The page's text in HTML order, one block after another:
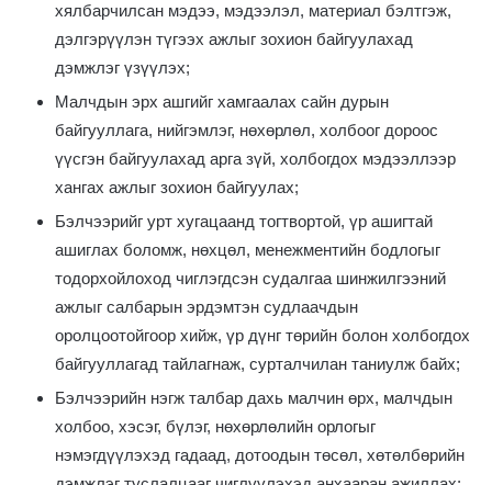
хялбарчилсан мэдээ, мэдээлэл, материал бэлтгэж,
дэлгэрүүлэн түгээх ажлыг зохион байгуулахад
дэмжлэг үзүүлэх;
Малчдын эрх ашгийг хамгаалах сайн дурын
байгууллага, нийгэмлэг, нөхөрлөл, холбоог дороос
үүсгэн байгуулахад арга зүй, холбогдох мэдээллээр
хангах ажлыг зохион байгуулах;
Бэлчээрийг урт хугацаанд тогтвортой, үр ашигтай
ашиглах боломж, нөхцөл, менежментийн бодлогыг
тодорхойлоход чиглэгдсэн судалгаа шинжилгээний
ажлыг салбарын эрдэмтэн судлаачдын
оролцоотойгоор хийж, үр дүнг төрийн болон холбогдох
байгууллагад тайлагнаж, сурталчилан таниулж байх;
Бэлчээрийн нэгж талбар дахь малчин өрх, малчдын
холбоо, хэсэг, бүлэг, нөхөрлөлийн орлогыг
нэмэгдүүлэхэд гадаад, дотоодын төсөл, хөтөлбөрийн